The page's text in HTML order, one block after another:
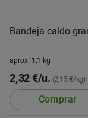
Bandeja caldo
aprox. 1,1 kg
2,32 €/u. (2,15 €/kg)
Comprar